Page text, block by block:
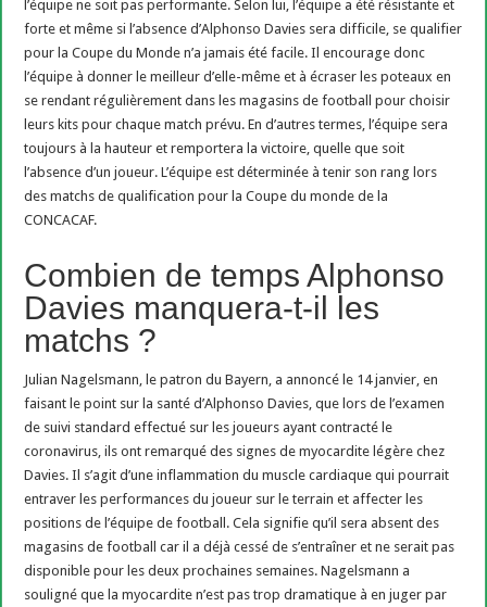
l’équipe ne soit pas performante. Selon lui, l’équipe a été résistante et
forte et même si l’absence d’Alphonso Davies sera difficile, se qualifier
pour la Coupe du Monde n’a jamais été facile. Il encourage donc
l’équipe à donner le meilleur d’elle-même et à écraser les poteaux en
se rendant régulièrement dans les magasins de football pour choisir
leurs kits pour chaque match prévu. En d’autres termes, l’équipe sera
toujours à la hauteur et remportera la victoire, quelle que soit
l’absence d’un joueur. L’équipe est déterminée à tenir son rang lors
des matchs de qualification pour la Coupe du monde de la
CONCACAF.
Combien de temps Alphonso
Davies manquera-t-il les
matchs ?
Julian Nagelsmann, le patron du Bayern, a annoncé le 14 janvier, en
faisant le point sur la santé d’Alphonso Davies, que lors de l’examen
de suivi standard effectué sur les joueurs ayant contracté le
coronavirus, ils ont remarqué des signes de myocardite légère chez
Davies. Il s’agit d’une inflammation du muscle cardiaque qui pourrait
entraver les performances du joueur sur le terrain et affecter les
positions de l’équipe de football. Cela signifie qu’il sera absent des
magasins de football car il a déjà cessé de s’entraîner et ne serait pas
disponible pour les deux prochaines semaines. Nagelsmann a
souligné que la myocardite n’est pas trop dramatique à en juger par